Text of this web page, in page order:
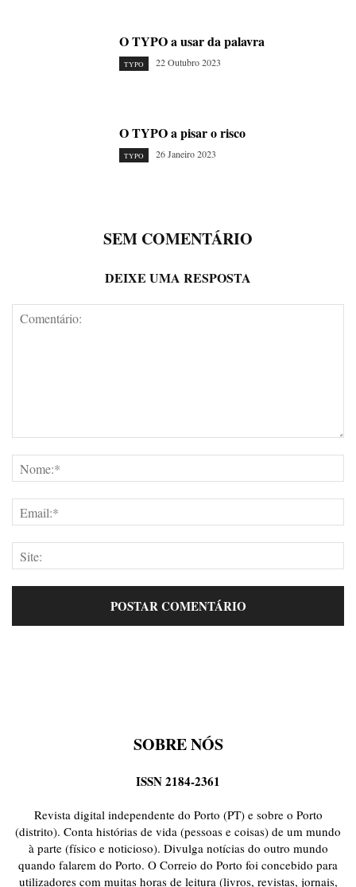
O TYPO a usar da palavra
TYPO 22 Outubro 2023
O TYPO a pisar o risco
TYPO 26 Janeiro 2023
SEM COMENTÁRIO
DEIXE UMA RESPOSTA
SOBRE NÓS
ISSN 2184-2361
Revista digital independente do Porto (PT) e sobre o Porto
(distrito). Conta histórias de vida (pessoas e coisas) de um mundo
à parte (físico e noticioso). Divulga notícias do outro mundo
quando falarem do Porto. O Correio do Porto foi concebido para
utilizadores com muitas horas de leitura (livros, revistas, jornais,